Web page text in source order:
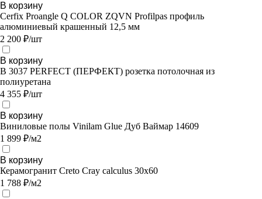
В корзину
Cerfix Proangle Q COLOR ZQVN Profilpas профиль
алюминиевый крашенный 12,5 мм
2 200 ₽/шт
В корзину
В 3037 PERFECT (ПЕРФЕКТ) розетка потолочная из
полиуретана
4 355 ₽/шт
В корзину
Виниловые полы Vinilam Glue Дуб Ваймар 14609
1 899 ₽/м2
В корзину
Керамогранит Creto Cray calculus 30х60
1 788 ₽/м2